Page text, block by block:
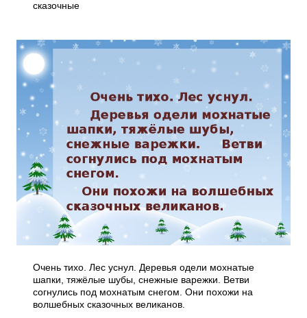
сказочные
Очень тихо. Лес уснул. Деревья одели мохнатые
шапки, тяжёлые шубы, снежные варежки. Ветви
согнулись под мохнатым снегом. Они похожи на
волшебных сказочных великанов.